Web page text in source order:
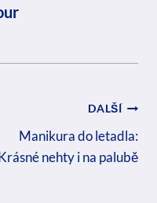
DALŠÍ
Manikura do letadla:
nehty i na palubě